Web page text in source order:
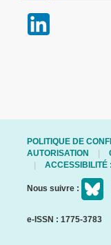
POLITIQUE DE
AUTORISATION
ACCESSIBILITÉ
Nous suivre :
e-ISSN : 1775-3783